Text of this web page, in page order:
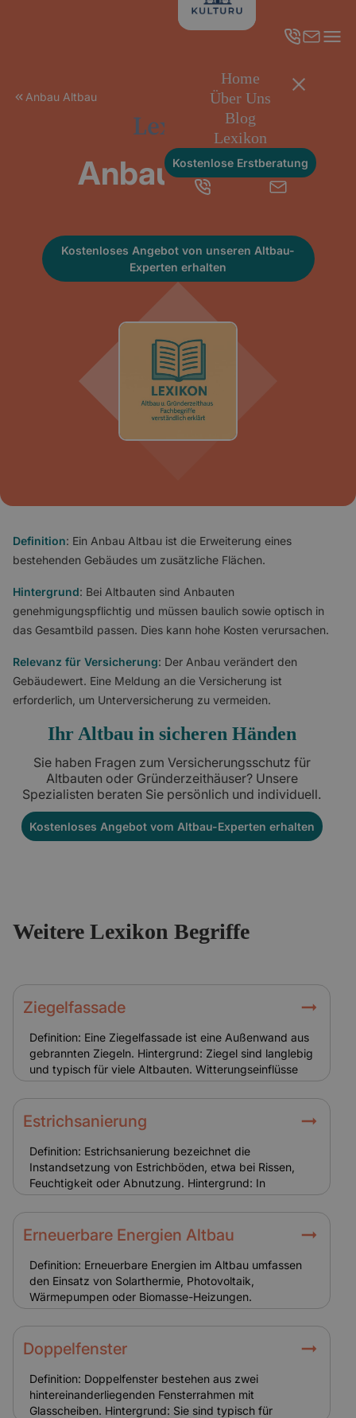
Home
Über Uns
Blog
Lexikon
Kostenlose Erstberatung
Anbau Altbau
Lexikon
Anbau Altbau
Kostenloses Angebot von unseren Altbau-
Experten erhalten
Definition: Ein Anbau Altbau ist die Erweiterung eines
bestehenden Gebäudes um zusätzliche Flächen.
Hintergrund: Bei Altbauten sind Anbauten
genehmigungspflichtig und müssen baulich sowie optisch in
das Gesamtbild passen. Dies kann hohe Kosten verursachen.
Relevanz für Versicherung: Der Anbau verändert den
Gebäudewert. Eine Meldung an die Versicherung ist
erforderlich, um Unterversicherung zu vermeiden.
Ihr Altbau in sicheren Händen
Sie haben Fragen zum Versicherungsschutz für
Altbauten oder Gründerzeithäuser? Unsere
Spezialisten beraten Sie persönlich und individuell.
Kostenloses Angebot vom Altbau-Experten erhalten
Weitere Lexikon Begriffe
Ziegelfassade
Definition: Eine Ziegelfassade ist eine Außenwand aus
gebrannten Ziegeln. Hintergrund: Ziegel sind langlebig
und typisch für viele Altbauten. Witterungseinflüsse
können Schäden verursachen, besonders an Fugen
und Oberflächen. Relevanz für Versicherung:
Versicherungsschutz umfasst Schäden durch Sturm,
Hagel oder Feuer. Pflege und Instandhaltung bleiben
Sache des Eigentümers.
Estrichsanierung
Definition: Estrichsanierung bezeichnet die
Instandsetzung von Estrichböden, etwa bei Rissen,
Feuchtigkeit oder Abnutzung. Hintergrund: In
Altbauten ist der Estrich häufig beschädigt oder nicht
den heutigen Anforderungen entsprechend. Eine
Sanierung ist oft Voraussetzung für den Einbau neuer
Bodenbeläge. Relevanz für Versicherung:
Estrichschäden selbst sind selten versichert. Tritt
jedoch ein Schaden durch Leitungswasser oder
Gebäudebewegungen auf, greift die
Gebäudeversicherung.
Erneuerbare Energien Altbau
Definition: Erneuerbare Energien im Altbau umfassen
den Einsatz von Solarthermie, Photovoltaik,
Wärmepumpen oder Biomasse-Heizungen.
Hintergrund: Der Einsatz ist technisch anspruchsvoll,
da historische Gebäude oft besondere bauliche
Anforderungen haben. Förderungen erleichtern die
Umsetzung. Relevanz für Versicherung: Anlagen wie
PV oder Wärmepumpen müssen in der Versicherung
eingeschlossen werden. Schäden daran oder durch
sie verursachte Risiken erhöhen die Kosten.
Doppelfenster
Definition: Doppelfenster bestehen aus zwei
hintereinanderliegenden Fensterrahmen mit
Glasscheiben. Hintergrund: Sie sind typisch für